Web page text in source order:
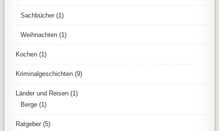
Sachbücher (1)
Weihnachten (1)
Kochen (1)
Kriminalgeschichten (9)
Länder und Reisen (1)
Berge (1)
Ratgeber (5)